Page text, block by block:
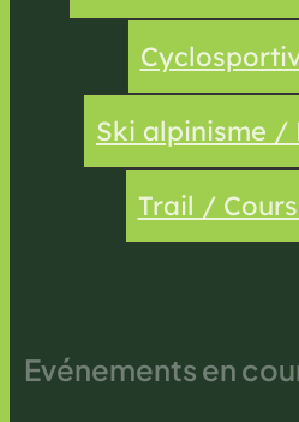
Ski alpinisme /
Trail /
Evénements en